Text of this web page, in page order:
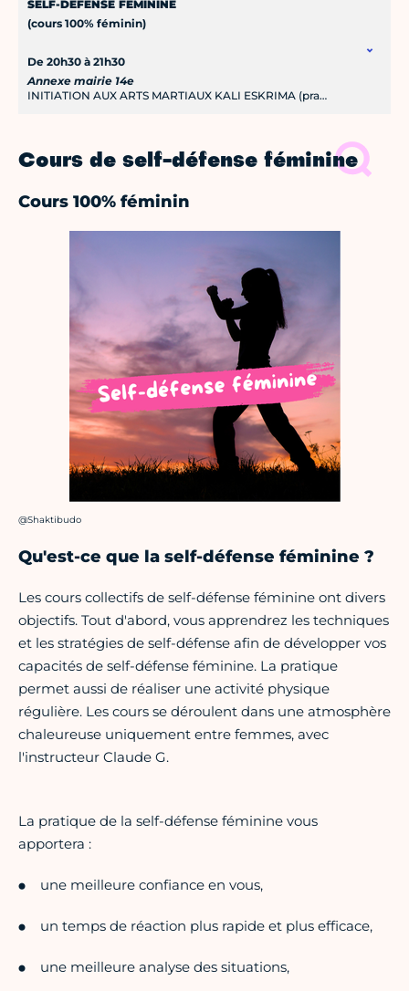
SELF-DÉFENSE FÉMININE
(cours 100% féminin)
De 20h30 à 21h30
Annexe mairie 14e
INITIATION AUX ARTS MARTIAUX KALI ESKRIMA (pratique avec armes mixte H/F) De 19h30 à 20h30 Espace Maindron
Cours de self-défense féminine
Cours 100% féminin
Crédit photo :
@Shaktibudo
Qu'est-ce que la self-défense féminine ?
Les cours collectifs de self-défense féminine ont divers
objectifs. Tout d'abord, vous apprendrez les techniques
et les stratégies de self-défense afin de développer vos
capacités de self-défense féminine. La pratique
permet aussi de réaliser une activité physique
régulière. Les cours se déroulent dans une atmosphère
chaleureuse uniquement entre femmes, avec
l'instructeur Claude G.
La pratique de la self-défense féminine vous
apportera :
une meilleure confiance en vous,
un temps de réaction plus rapide et plus efficace,
une meilleure analyse des situations,